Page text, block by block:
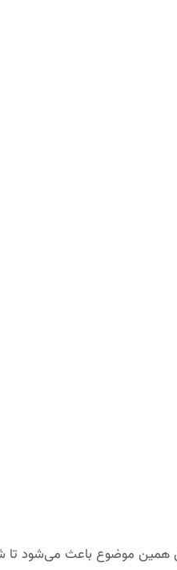
این همین موضوع باعث می‌شود